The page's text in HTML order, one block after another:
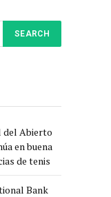
del Abierto
en buena
de tenis
Bank